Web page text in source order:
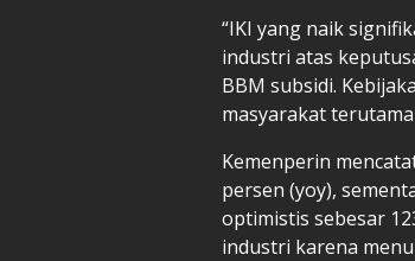
“IKI yang naik
industri atas
BBM subsidi.
masyarakat
Kemenperin
persen (yoy),
optimistis sebesar
industri karena